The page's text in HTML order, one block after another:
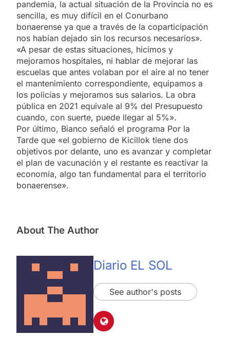
pandemia, la actual situación de la Provincia no es
sencilla, es muy difícil en el Conurbano
bonaerense ya que a través de la coparticipación
nos habían dejado sin los recursos necesarios».
«A pesar de estas situaciones, hicimos y
mejoramos hospitales, ni hablar de mejorar las
escuelas que antes volaban por el aire al no tener
el mantenimiento correspondiente, equipamos a
los policías y mejoramos sus salarios. La obra
pública en 2021 equivale al 9% del Presupuesto
cuando, con suerte, puede llegar al 5%».
Por último, Bianco señaló el programa Por la
Tarde que «el gobierno de Kicillok tiene dos
objetivos por delante, uno es avanzar y completar
el plan de vacunación y el restante es reactivar la
economía, algo tan fundamental para el territorio
bonaerense».
About The Author
Diario EL SOL
See author's posts